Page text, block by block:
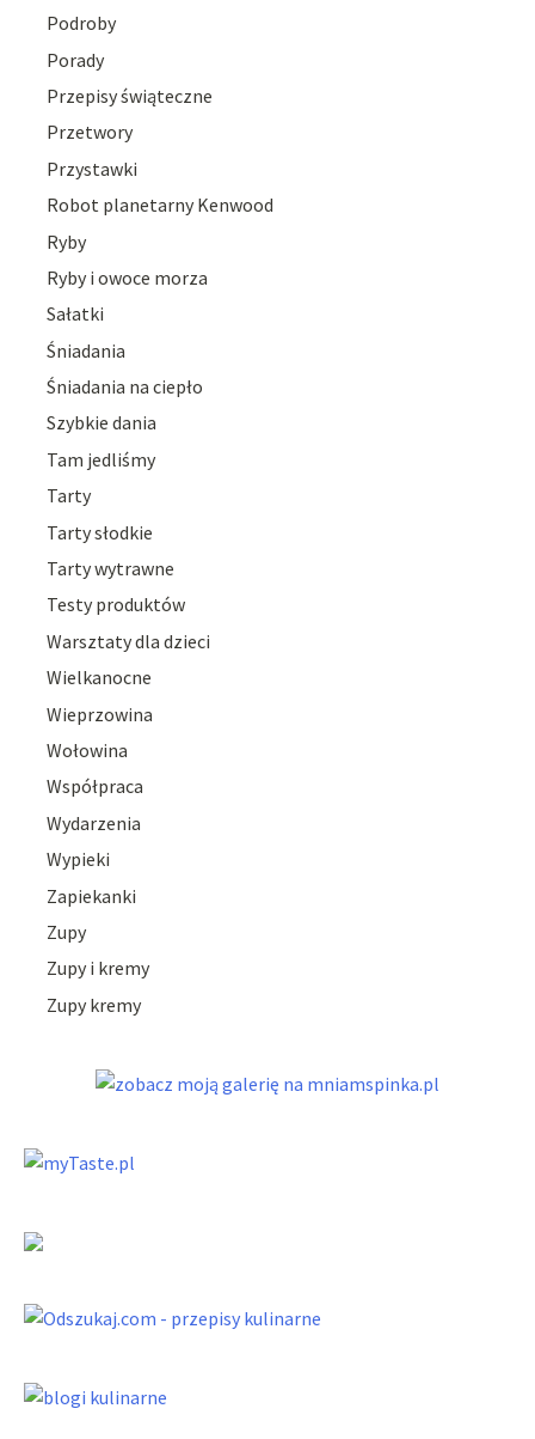
Podroby
Porady
Przepisy świąteczne
Przetwory
Przystawki
Robot planetarny Kenwood
Ryby
Ryby i owoce morza
Sałatki
Śniadania
Śniadania na ciepło
Szybkie dania
Tam jedliśmy
Tarty
Tarty słodkie
Tarty wytrawne
Testy produktów
Warsztaty dla dzieci
Wielkanocne
Wieprzowina
Wołowina
Współpraca
Wydarzenia
Wypieki
Zapiekanki
Zupy
Zupy i kremy
Zupy kremy